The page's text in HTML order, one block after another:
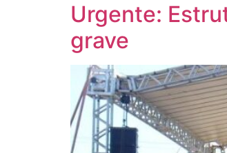
Urgente:
grave